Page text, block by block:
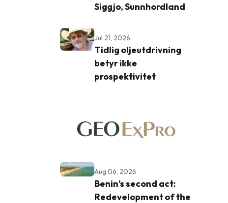
Siggjo, Sunnhordland
Jul 21, 2026
Tidlig oljeutdrivning
betyr ikke
prospektivitet
Aug 06, 2026
Benin’s second act:
Redevelopment of the